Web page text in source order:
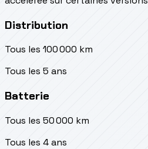
Distribution
Tous les 100 000 km
Tous les 5 ans
Batterie
Tous les 50 000 km
Tous les 4 ans